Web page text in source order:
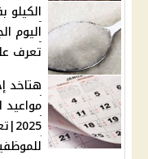
الكيلو
تعرف
هتاخد
مواعيد